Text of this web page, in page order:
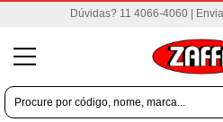
Dúvidas? 11 4066-4060 |